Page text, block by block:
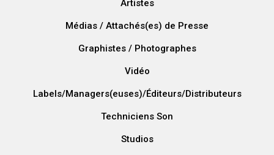
Artistes
Médias / Attachés(es) de Presse
Graphistes / Photographes
Vidéo
Labels/Managers(euses)/Éditeurs/Distributeurs
Techniciens Son
Studios